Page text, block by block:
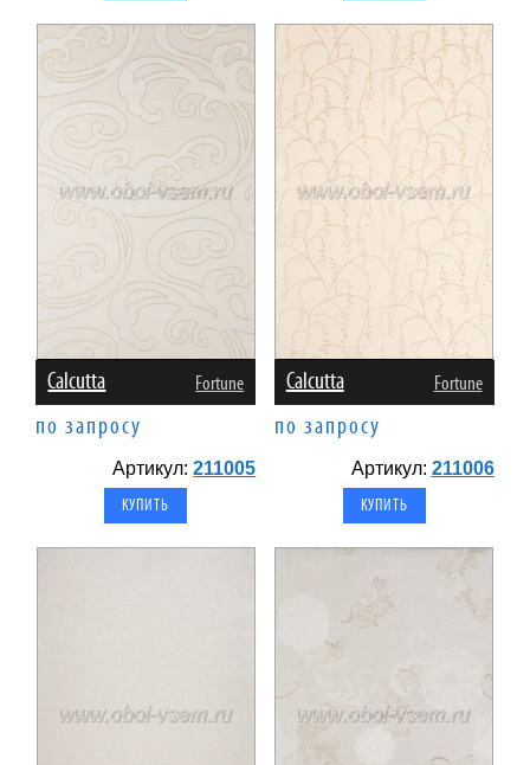
Calcutta Fortune
по запросу
Артикул:211005
Calcutta Fortune
по запросу
Артикул: 211006